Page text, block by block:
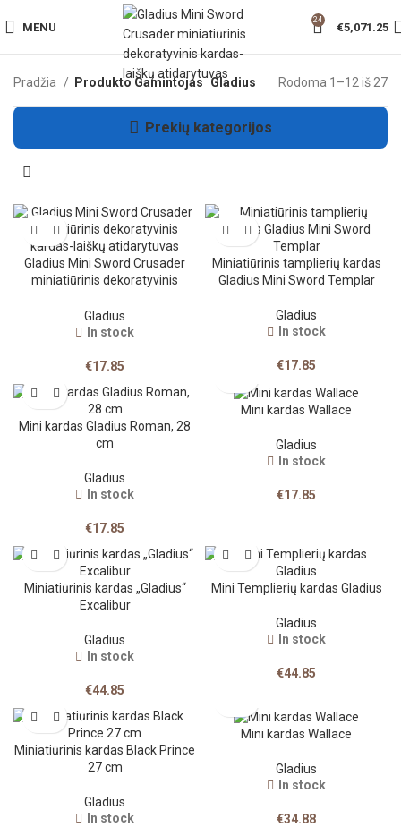
MENU
24
€5,071.25
Pradžia Produkto Gamintojas Gladius Rodoma 1–12 iš 27
Prekių kategorijos
Gladius Mini Sword Crusader
miniatiūrinis dekoratyvinis
Gladius
In stock
€17.85
Miniatiūrinis tamplierių kardas
Gladius Mini Sword Templar
Gladius
In stock
€17.85
Mini kardas Gladius Roman, 28
cm
Gladius
In stock
€17.85
Mini kardas Wallace
Gladius
In stock
€17.85
Miniatiūrinis kardas „Gladius“
Excalibur
Gladius
In stock
€44.85
Mini Templierių kardas Gladius
Gladius
In stock
€44.85
Miniatiūrinis kardas Black Prince
27 cm
Gladius
In stock
Mini kardas Wallace
Gladius
In stock
€34.88